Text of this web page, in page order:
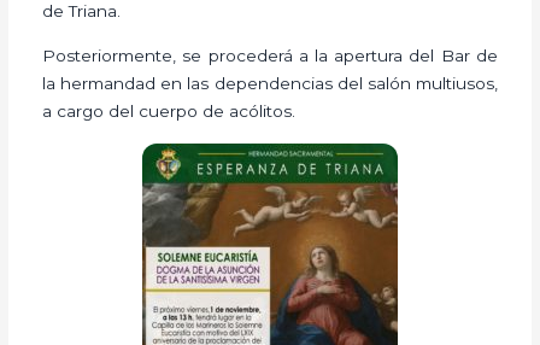
de Triana.
Posteriormente, se procederá a la apertura del Bar de
la hermandad en las dependencias del salón multiusos,
a cargo del cuerpo de acólitos.